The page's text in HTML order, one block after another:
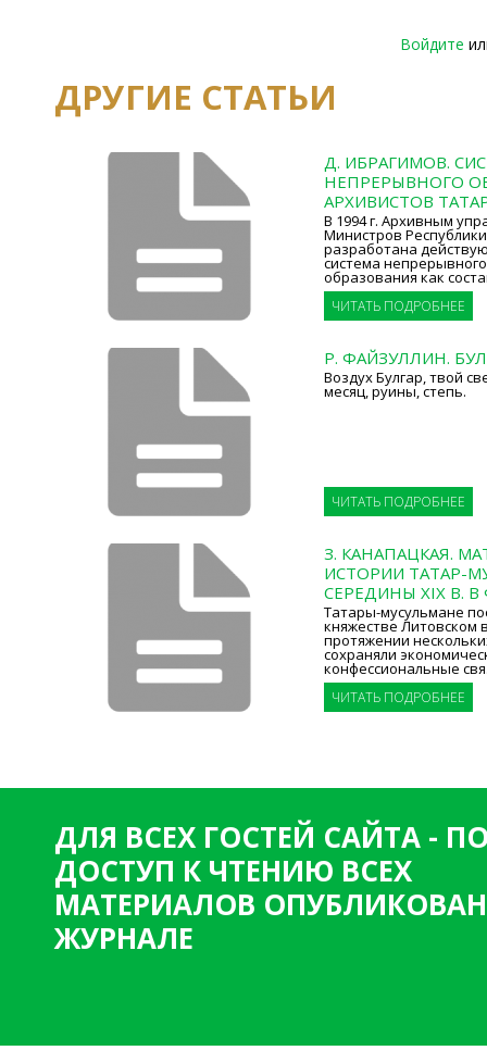
Войдите
ДРУГИЕ СТАТЬИ
Д. ИБРАГИМОВ.
НЕПРЕРЫВНОГО
АРХИВИСТОВ
В 1994 г. Архивным
Министров
разработана
система
образования как
ЧИТАТЬ ПОДРОБНЕЕ
Р. ФАЙЗУЛЛИН.
Воздух Булгар, твой
месяц, руины, степь.
ЧИТАТЬ ПОДРОБНЕЕ
З. КАНАПАЦКАЯ.
ИСТОРИИ ТАТАР-
СЕРЕДИНЫ XIX В.
Татары-мусульмане
княжестве Литовском
протяжении
сохраняли
конфессиональные
ЧИТАТЬ ПОДРОБНЕЕ
ДЛЯ ВСЕХ ГОСТЕЙ САЙТА -
ДОСТУП К ЧТЕНИЮ ВСЕХ
МАТЕРИАЛОВ
ЖУРНАЛЕ